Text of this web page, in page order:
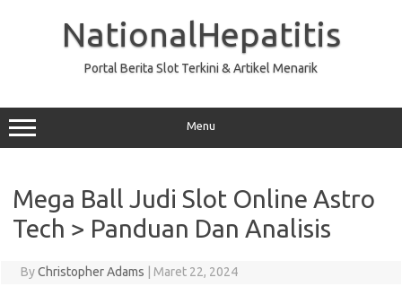
NationalHepatitis
Portal Berita Slot Terkini & Artikel Menarik
Menu
Mega Ball Judi Slot Online Astro
Tech > Panduan Dan Analisis
ByChristopher Adams Maret 22, 2024